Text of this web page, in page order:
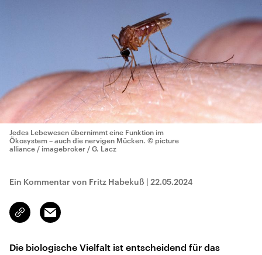
Jedes Lebewesen übernimmt eine Funktion im
Ökosystem – auch die nervigen Mücken. © picture
alliance / imagebroker / G. Lacz
Ein Kommentar von Fritz Habekuß | 22.05.2024
Link
kopieren/teilen
Email
Die biologische Vielfalt ist entscheidend für das